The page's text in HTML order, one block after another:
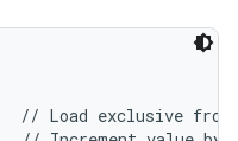
// Load exclusive